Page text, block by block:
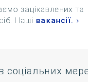
зацікавлених та
Наші вакансії.
соціальних